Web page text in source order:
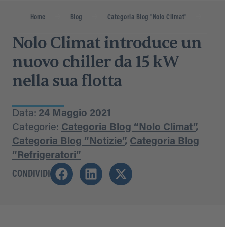
Home Blog Categoria Blog "Nolo Climat"
Nolo Climat introduce un
nuovo chiller da 15 kW
nella sua flotta
Data: 24 Maggio 2021
Categorie: Categoria Blog “Nolo Climat”,
Categoria Blog “Notizie”, Categoria Blog
“Refrigeratori”
CONDIVIDI